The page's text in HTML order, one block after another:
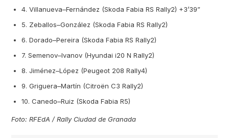
4. Villanueva–Fernández (Skoda Fabia RS Rally2) +3’39”
5. Zeballos–González (Skoda Fabia RS Rally2)
6. Dorado–Pereira (Skoda Fabia RS Rally2)
7. Semenov–Ivanov (Hyundai i20 N Rally2)
8. Jiménez–López (Peugeot 208 Rally4)
9. Griguera–Martín (Citroën C3 Rally2)
10. Canedo–Ruiz (Skoda Fabia R5)
Foto: RFEdA / Rally Ciudad de Granada